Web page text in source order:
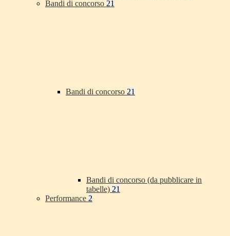
Bandi di concorso 21
Bandi di concorso 21
Bandi di concorso (da pubblicare in
tabelle) 21
Performance 2